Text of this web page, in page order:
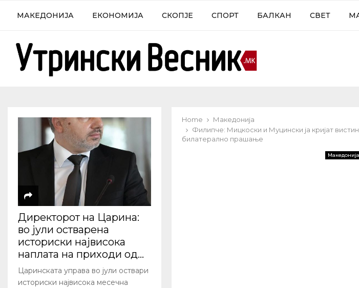
МАКЕДОНИЈА ЕКОНОМИЈА СКОПЈЕ СПОРТ БАЛКАН СВЕТ
Home
Македонија
Филипче: Мицкоски и Муцински ја кријат
билатерално прашање
Македонија
Директорот на Царина:
во јули остварена
историски највисока
наплата на приходи од...
Царинската управа во јули оствари
историски највисокa месечна